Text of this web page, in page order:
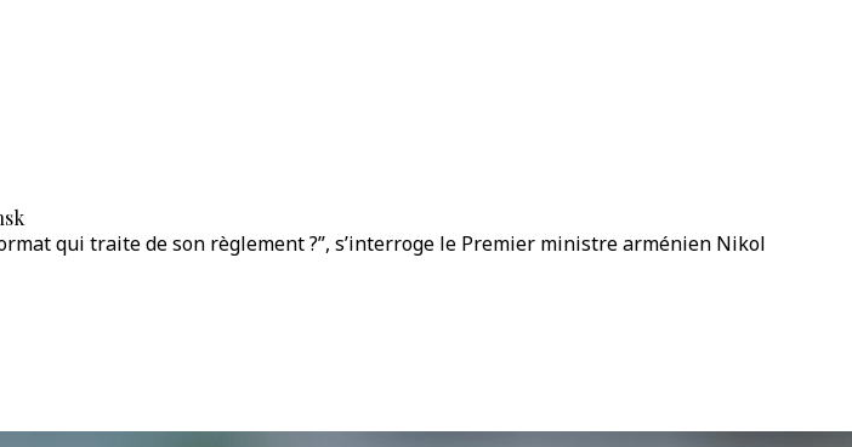
qui traite de son règlement ?”, s’interroge le Premier ministre arménien Nikol